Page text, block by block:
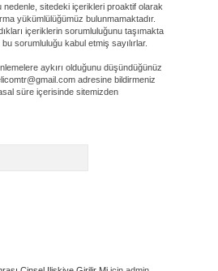
nedenle, sitedeki içerikleri proaktif olarak
yükümlülüğümüz bulunmamaktadır.
içeriklerin sorumluluğunu taşımakta
sorumluluğu kabul etmiş sayılırlar.
aykırı olduğunu düşündüğünüz
adresine bildirmeniz
süre içerisinde sitemizden